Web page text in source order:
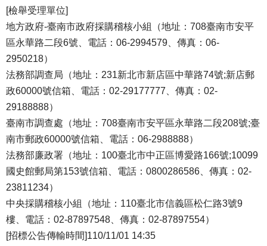
[檢舉受理單位]
地方政府-臺南市政府採購稽核小組（地址：708臺南市安平
區永華路二段6號、電話：06-2994579、傳真：06-
2950218）
法務部調查局（地址：231新北市新店區中華路74號;新店郵
政60000號信箱、電話：02-29177777、傳真：02-
29188888）
臺南市調查處（地址：708臺南市安平區永華路二段208號;臺
南市郵政60000號信箱、電話：06-2988888）
法務部廉政署（地址：100臺北市中正區博愛路166號;10099
國史館郵局第153號信箱、電話：0800286586、傳真：02-
23811234）
中央採購稽核小組（地址：110臺北市信義區松仁路3號9
樓、電話：02-87897548、傳真：02-87897554）
[招標公告傳輸時間]110/11/01 14:35